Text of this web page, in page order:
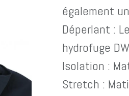
également
Déperlant :
hydrofuge
Isolation :
Stretch :